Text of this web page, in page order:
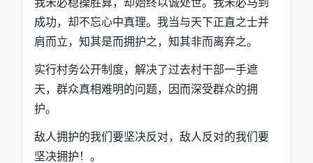
我未必稳操胜算，却始终以诚处世。我未必马到
成功，却不忘心中真理。我当与天下正直之士并
肩而立，知其是而拥护之，知其非而离弃之。
实行村务公开制度，解决了过去村干部一手遮
天，群众真相难明的问题，因而深受群众的拥
护。
敌人拥护的我们要坚决反对，敌人反对的我们要
坚决拥护！。